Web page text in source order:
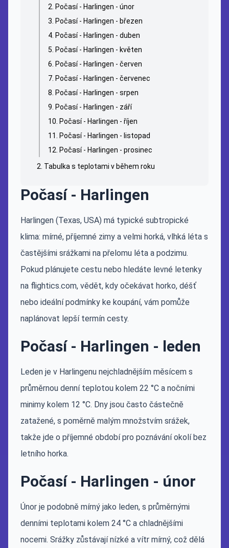
Počasí - Harlingen - únor
Počasí - Harlingen - březen
Počasí - Harlingen - duben
Počasí - Harlingen - květen
Počasí - Harlingen - červen
Počasí - Harlingen - červenec
Počasí - Harlingen - srpen
Počasí - Harlingen - září
Počasí - Harlingen - říjen
Počasí - Harlingen - listopad
Počasí - Harlingen - prosinec
Tabulka s teplotami v během roku
Počasí - Harlingen
Harlingen (Texas, USA) má typické subtropické
klima: mírné, příjemné zimy a velmi horká, vlhká léta s
častějšími srážkami na přelomu léta a podzimu.
Pokud plánujete cestu nebo hledáte levné letenky
na flightics.com, vědět, kdy očekávat horko, déšť
nebo ideální podmínky ke koupání, vám pomůže
naplánovat lepší termín cesty.
Počasí - Harlingen - leden
Leden je v Harlingenu nejchladnějším měsícem s
průměrnou denní teplotou kolem 22 °C a nočními
minimy kolem 12 °C. Dny jsou často částečně
zatažené, s poměrně malým množstvím srážek,
takže jde o příjemné období pro poznávání okolí bez
letního horka.
Počasí - Harlingen - únor
Únor je podobně mírný jako leden, s průměrnými
denními teplotami kolem 24 °C a chladnějšími
nocemi. Srážky zůstávají nízké a vítr mírný, což dělá